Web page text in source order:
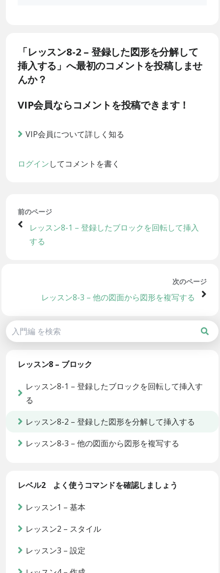
「レッスン8-2 – 登録した図形を分解して
挿入する」へ最初のコメントを投稿しませ
んか？
VIP会員ならコメントを投稿できます！
VIP会員について詳しく知る
ログインしてコメントを書く
前のページ
レッスン8-1 – 登録したブロックを回転して挿入
する
次のページ
レッスン8-3 – 他の図面から図形を複写する
レッスン8 – ブロック
レッスン8-1 – 登録したブロックを回転して挿入す
る
レッスン8-2 – 登録した図形を分解して挿入する
レッスン8-3 – 他の図面から図形を複写する
レベル2 よく使うコマンドを確認しましょう
レッスン1 – 基本
レッスン2 – スタイル
レッスン3 – 設定